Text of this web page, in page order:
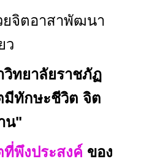
ยจิตอาสาพัฒนา
ว
วิทยาลัยราชภัฏ
ทักษะชีวิต จิต
น"
งประสงค์ ของ